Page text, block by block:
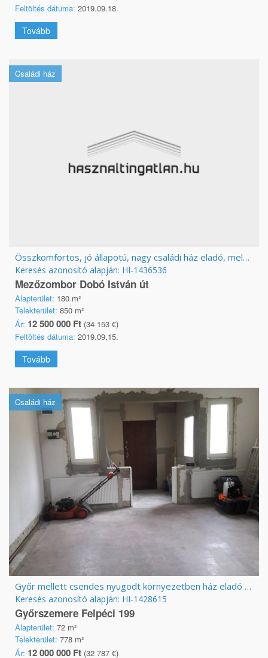
Feltöltés dátuma: 2019.09.18.
Tovább
Családi ház
Összkomfortos, jó állapotú, nagy családi ház eladó, melyre falusi CSOK igénybevehető
Keresés azonosító alapján: HI-1436536
Mezőzombor Dobó István út
Alapterület: 180 m²
Telekterület: 850 m²
Ár: 12 500 000 Ft (34 153 €)
Feltöltés dátuma: 2019.09.15.
Tovább
Családi ház
Győr mellett csendes nyugodt környezetben ház eladó telek áron.
Keresés azonosító alapján: HI-1428615
Győrszemere Felpéci 199
Alapterület: 72 m²
Telekterület: 778 m²
Ár: 12 000 000 Ft (32 787 €)